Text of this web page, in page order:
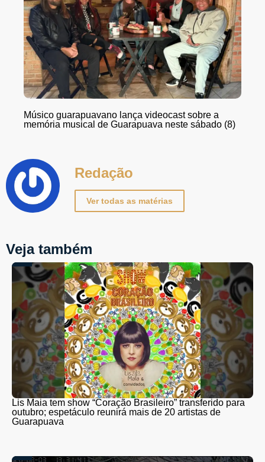
Músico guarapuavano lança videocast sobre a
memória musical de Guarapuava neste sábado (8)
Redação
Ver todas as matérias
Veja também
Lis Maia tem show “Coração Brasileiro” transferido para
outubro; espetáculo reunirá mais de 20 artistas de
Guarapuava